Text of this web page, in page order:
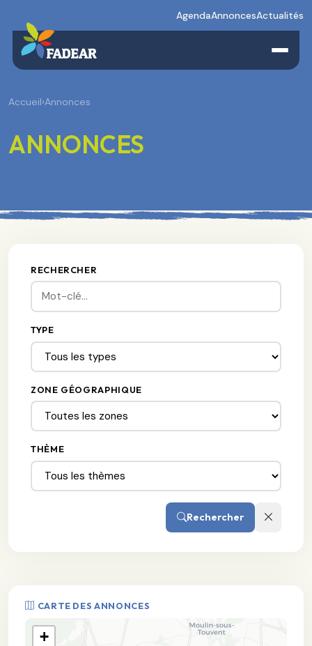
AgendaAnnoncesActualités
Accueil›Annonces
ANNONCES
RECHERCHER
TYPE
ZONE GÉOGRAPHIQUE
THÈME
Rechercher
CARTE DES ANNONCES
+